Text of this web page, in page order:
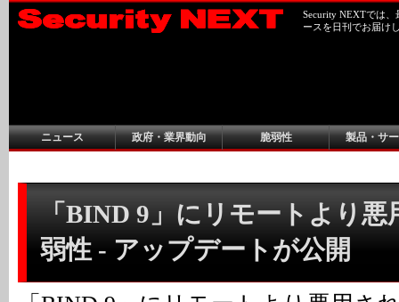
Security NEXTでは
ースを日刊でお届け
ニュース 政府・業界動向 脆弱性 製品・サ
「BIND 9」にリモートより悪
弱性 - アップデートが公開